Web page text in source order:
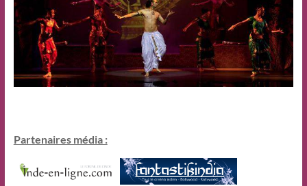
Partenaires média :